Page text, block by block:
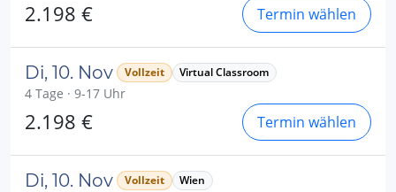
2.198 € Termin wählen
Di, 10. Nov Vollzeit Virtual Classroom
4 Tage · 9-17 Uhr
2.198 € Termin wählen
Di, 10. Nov Vollzeit Wien